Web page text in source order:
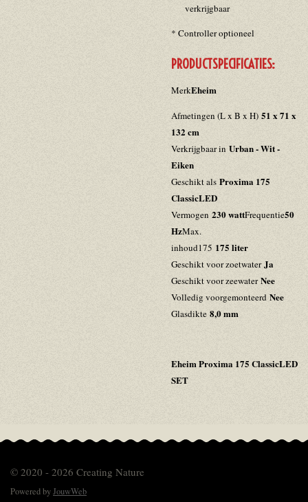
verkrijgbaar
* Controller optioneel
PRODUCTSPECIFICATIES:
MerkEheim
Afmetingen (L x B x H) 51 x 71 x
132 cm
Verkrijgbaar in Urban - Wit -
Eiken
Geschikt als Proxima 175
ClassicLED
Vermogen 230 wattFrequentie50
HzMax.
inhoud175 175 liter
Geschikt voor zoetwaterJa
Geschikt voor zeewaterNee
Volledig voorgemonteerd Nee
Glasdikte 8,0 mm
Eheim Proxima 175 ClassicLED
SET
© 2020 - 2026 Creating Nature
Powered byJouwWeb